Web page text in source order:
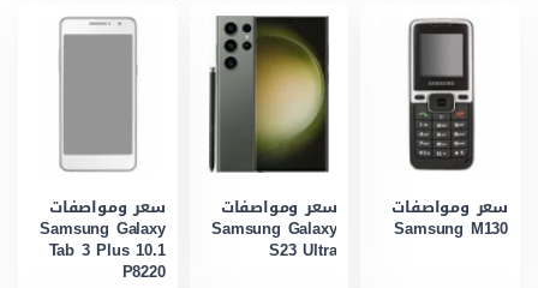
سعر ومواصفات
Samsung M130
سعر ومواصفات
Samsung Galaxy
S23 Ultra
سعر ومواصفات
Samsung Galaxy
Tab 3 Plus 10.1
P8220